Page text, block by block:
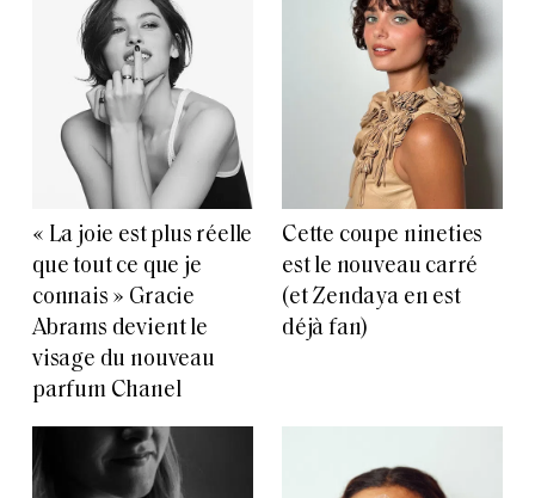
« La joie est plus réelle
que tout ce que je
connais » Gracie
Abrams devient le
visage du nouveau
parfum Chanel
Cette coupe nineties
est le nouveau carré
(et Zendaya en est
déjà fan)